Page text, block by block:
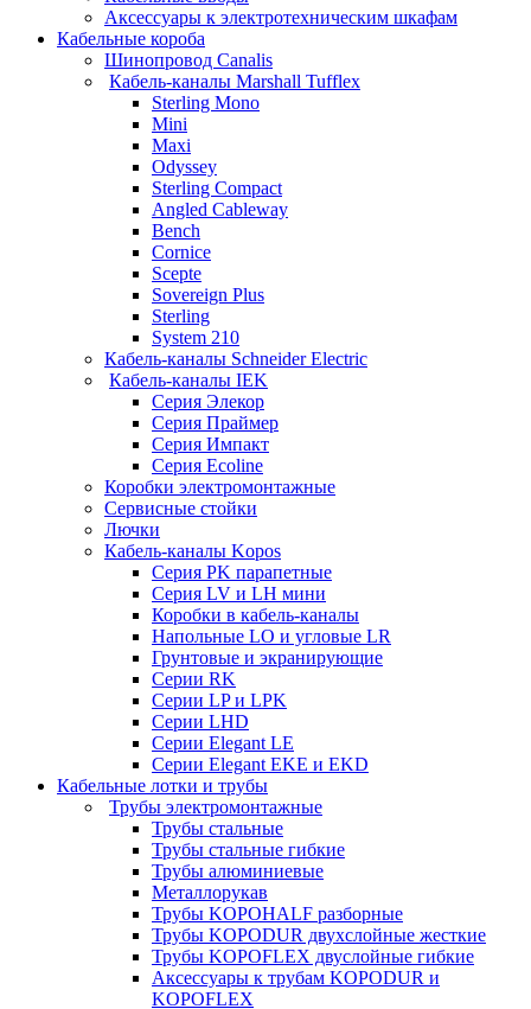
Аксессуары к электротехническим шкафам
Кабельные короба
Шинопровод Canalis
Кабель-каналы Marshall Tufflex
Sterling Mono
Mini
Maxi
Odyssey
Sterling Compact
Angled Cableway
Bench
Cornice
Scepte
Sovereign Plus
Sterling
System 210
Кабель-каналы Schneider Electric
Кабель-каналы IEK
Серия Элекор
Серия Праймер
Серия Импакт
Серия Ecoline
Коробки электромонтажные
Сервисные стойки
Лючки
Кабель-каналы Kopos
Серия PK парапетные
Серия LV и LH мини
Коробки в кабель-каналы
Напольные LO и угловые LR
Грунтовые и экранирующие
Серии RK
Серии LP и LPK
Серии LHD
Серии Elegant LE
Серии Elegant EKE и EKD
Кабельные лотки и трубы
Трубы электромонтажные
Трубы стальные
Трубы стальные гибкие
Трубы алюминиевые
Металлорукав
Трубы KOPOHALF разборные
Трубы KOPODUR двухслойные жесткие
Трубы KOPOFLEX двуслойные гибкие
Аксессуары к трубам KOPODUR и
KOPOFLEX